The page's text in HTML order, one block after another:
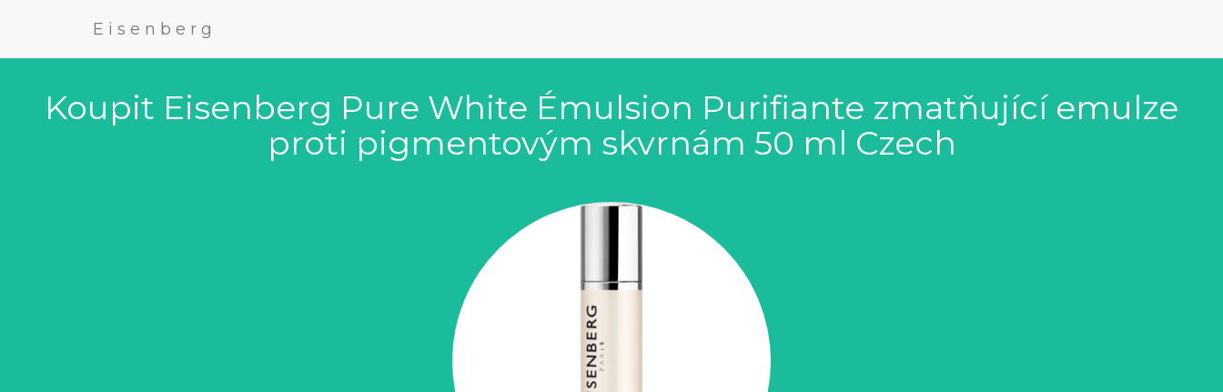
Eisenberg
Koupit Eisenberg Pure White Émulsion Purifiante zmatňující emulze
proti pigmentovým skvrnám 50 ml Czech